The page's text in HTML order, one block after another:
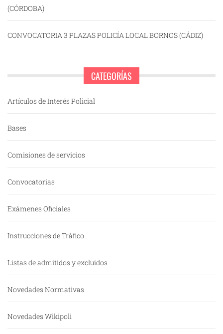
(CÓRDOBA)
CONVOCATORIA 3 PLAZAS POLICÍA LOCAL BORNOS (CÁDIZ)
CATEGORÍAS
Artículos de Interés Policial
Bases
Comisiones de servicios
Convocatorias
Exámenes Oficiales
Instrucciones de Tráfico
Listas de admitidos y excluidos
Novedades Normativas
Novedades Wikipoli